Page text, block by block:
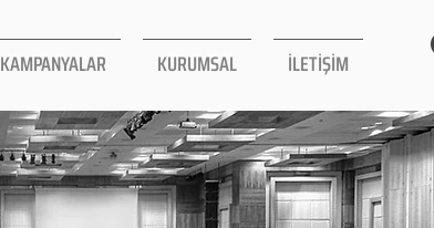
KAMPANYALAR KURUMSAL İLETİŞİM